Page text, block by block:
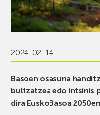
2024-02-14
Basoen osasuna
bultzatzea edo intsinis
dira EuskoBasoa